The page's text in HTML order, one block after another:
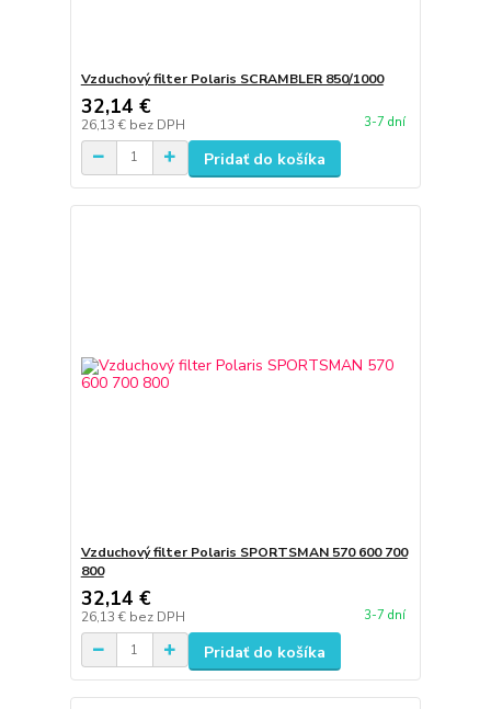
Vzduchový filter Polaris SCRAMBLER 850/1000
32,14 €
26,13 € bez DPH 3-7 dní
Pridať do košíka
Vzduchový filter Polaris SPORTSMAN 570 600 700
800
32,14 €
26,13 € bez DPH 3-7 dní
Pridať do košíka